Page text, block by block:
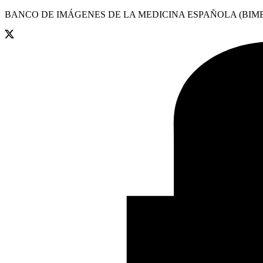
BANCO DE IMÁGENES DE LA MEDICINA ESPAÑOLA